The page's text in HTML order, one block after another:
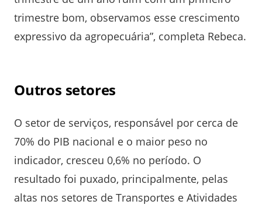
trimestre bom, observamos esse crescimento
expressivo da agropecuária”, completa Rebeca.
Outros setores
O setor de serviços, responsável por cerca de
70% do PIB nacional e o maior peso no
indicador, cresceu 0,6% no período. O
resultado foi puxado, principalmente, pelas
altas nos setores de Transportes e Atividades